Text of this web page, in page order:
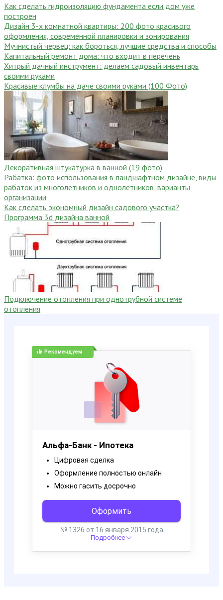
Как сделать гидроизоляцию фундамента если дом уже
построен
Дизайн 3-х комнатной квартиры: 200 фото красивого
оформления, современной планировки и зонирования
Мучнистый червец: как бороться, лучшие средства и способы
Капитальный ремонт дома: что входит в перечень
Хитрый дачный инструмент: делаем садовый инвентарь
своими руками
Красивые клумбы на даче своими руками (100 Фото)
Декоративная штукатурка в ванной (19 фото)
Рабатка: фото использования в ландшафтном дизайне, виды
рабаток из многолетников и однолетников, варианты
организации
Как сделать экономный дизайн садового участка?
Программа 3d дизайна ванной
Подключение отопления при однотрубной системе
отопления